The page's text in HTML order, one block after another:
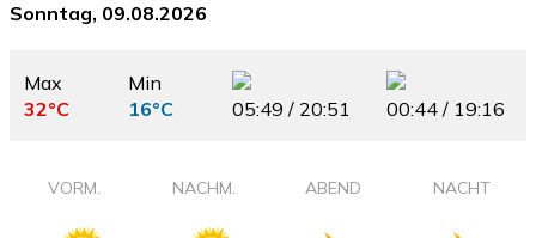
Sonntag, 09.08.2026
Max
32°C
Min
16°C
05:49 / 20:51 00:44 / 19:16
VORM. NACHM. ABEND NACHT